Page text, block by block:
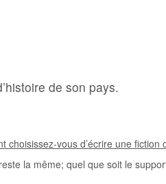
de son pays.
vous d’écrire une fiction
la même; quel que soit le